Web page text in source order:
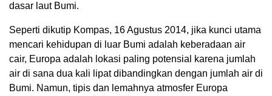
dasar laut Bumi.
Seperti dikutip Kompas, 16 Agustus 2014, jika kunci utama
mencari kehidupan di luar Bumi adalah keberadaan air
cair, Europa adalah lokasi paling potensial karena jumlah
air di sana dua kali lipat dibandingkan dengan jumlah air di
Bumi. Namun, tipis dan lemahnya atmosfer Europa